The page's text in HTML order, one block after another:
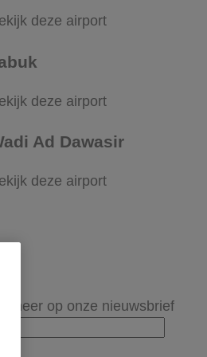
deze airport
deze airport
Ad Dawasir
deze airport
op onze nieuwsbrief